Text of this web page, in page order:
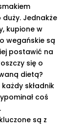
Jednakże
kupione w
wegańskie są
postawić na
się o
dietą?
składnik
coś
są z